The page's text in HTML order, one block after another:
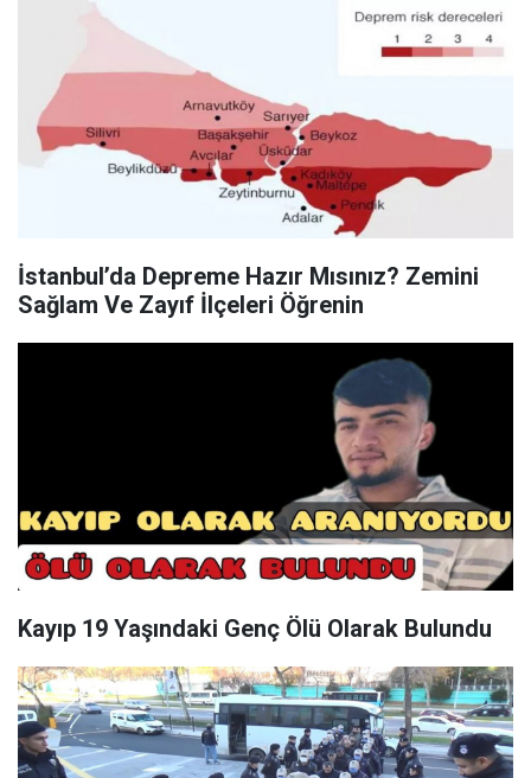
İstanbul’da Depreme Hazır Mısınız? Zemini
Sağlam Ve Zayıf İlçeleri Öğrenin
Kayıp 19 Yaşındaki Genç Ölü Olarak Bulundu